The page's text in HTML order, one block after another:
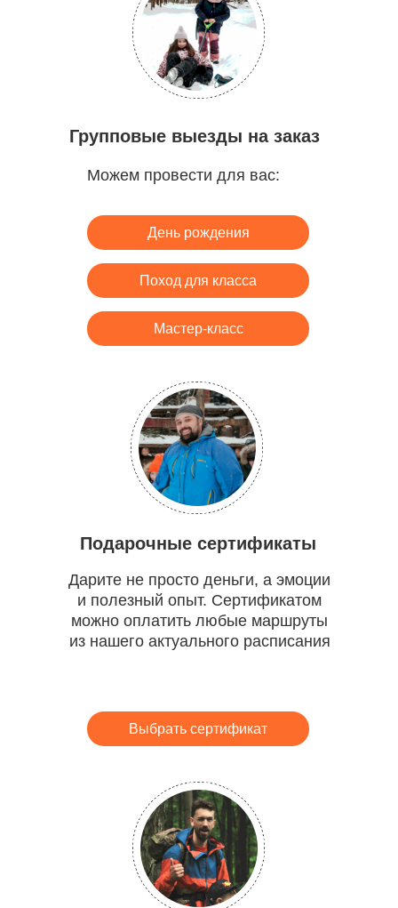
Подарочные сертификаты
Выбрать сертификат
Дарите не просто деньги, а эмоции
и полезный опыт. Сертификатом
можно оплатить любые маршруты
из нашего актуального расписания
Групповые выезды на заказ
День рождения
Поход для класса
Мастер-класс
Можем провести для вас: